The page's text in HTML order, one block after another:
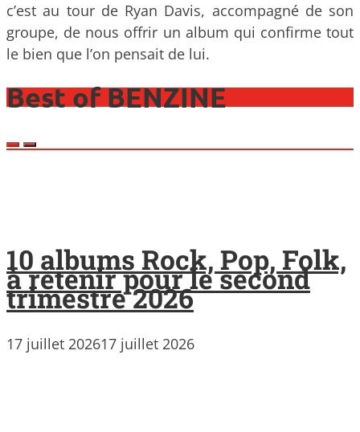
c’est au tour de Ryan Davis, accompagné de son
groupe, de nous offrir un album qui confirme tout
le bien que l’on pensait de lui.
Best of BENZINE
10 albums Rock, Pop, Folk,
à retenir pour le second
trimestre 2026
17 juillet 202617 juillet 2026